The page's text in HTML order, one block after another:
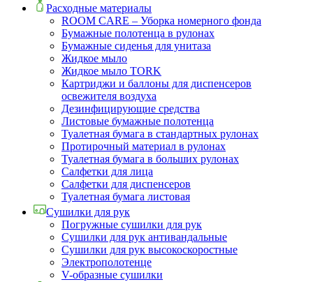
Расходные материалы
ROOM CARE – Уборка номерного фонда
Бумажные полотенца в рулонах
Бумажные сиденья для унитаза
Жидкое мыло
Жидкое мыло TORK
Картриджи и баллоны для диспенсеров
освежителя воздуха
Дезинфицирующие средства
Листовые бумажные полотенца
Туалетная бумага в стандартных рулонах
Протирочный материал в рулонах
Туалетная бумага в больших рулонах
Салфетки для лица
Салфетки для диспенсеров
Туалетная бумага листовая
Сушилки для рук
Погружные сушилки для рук
Сушилки для рук антивандальные
Сушилки для рук высокоскоростные
Электрополотенце
V-образные сушилки